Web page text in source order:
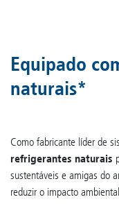
Equipado
naturais*
Como fabricante líder de
refrigerantes naturais
sustentáveis e amigas do
reduzir o impacto